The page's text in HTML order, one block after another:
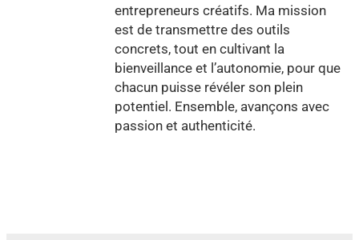
entrepreneurs créatifs. Ma mission
est de transmettre des outils
concrets, tout en cultivant la
bienveillance et l’autonomie, pour que
chacun puisse révéler son plein
potentiel. Ensemble, avançons avec
passion et authenticité.